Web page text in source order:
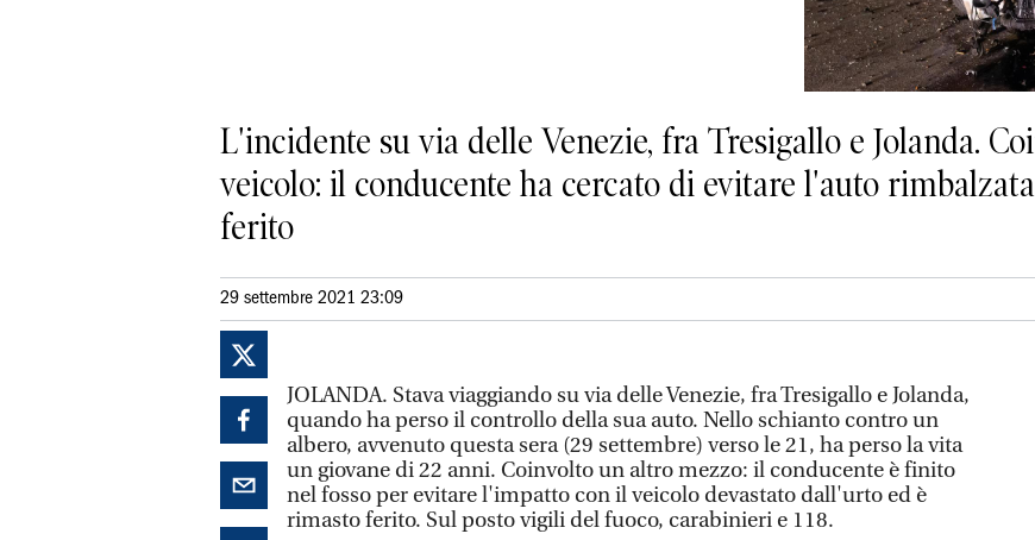
L'incidente su via delle Venezie, fra Tresigallo e Jolanda.
veicolo: il conducente ha cercato di evitare l'auto
ferito
29 settembre 2021 23:09
JOLANDA. Stava viaggiando su via delle Venezie, fra Tresigallo e Jolanda,
quando ha perso il controllo della sua auto. Nello schianto contro un
albero, avvenuto questa sera (29 settembre) verso le 21, ha perso la vita
un giovane di 22 anni. Coinvolto un altro mezzo: il conducente è finito
nel fosso per evitare l'impatto con il veicolo devastato dall'urto ed è
rimasto ferito. Sul posto vigili del fuoco, carabinieri e 118.